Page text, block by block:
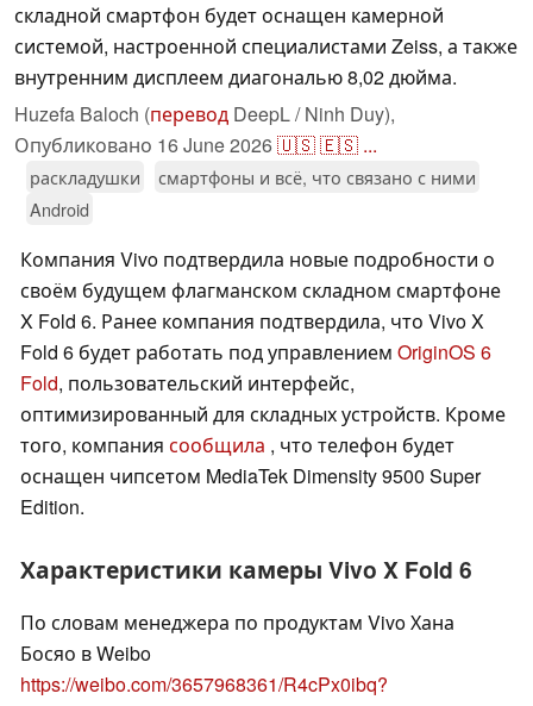
складной смартфон будет оснащен камерной
системой, настроенной специалистами Zeiss, а также
внутренним дисплеем диагональю 8,02 дюйма.
Huzefa Baloch (перевод DeepL / Ninh Duy),
Опубликовано 16 June 2026🇺🇸🇪🇸 ...
раскладушки
смартфоны и всё, что связано с ними
Android
Компания Vivo подтвердила новые подробности о
своём будущем флагманском складном смартфоне
X Fold 6. Ранее компания подтвердила, что Vivo X
Fold 6 будет работать под управлением OriginOS 6
Fold, пользовательский интерфейс,
оптимизированный для складных устройств. Кроме
того, компания сообщила , что телефон будет
оснащен чипсетом MediaTek Dimensity 9500 Super
Edition.
Характеристики камеры Vivo X Fold 6
По словам менеджера по продуктам Vivo Хана
Босяо в Weibo
https://weibo.com/3657968361/R4cPx0ibq?